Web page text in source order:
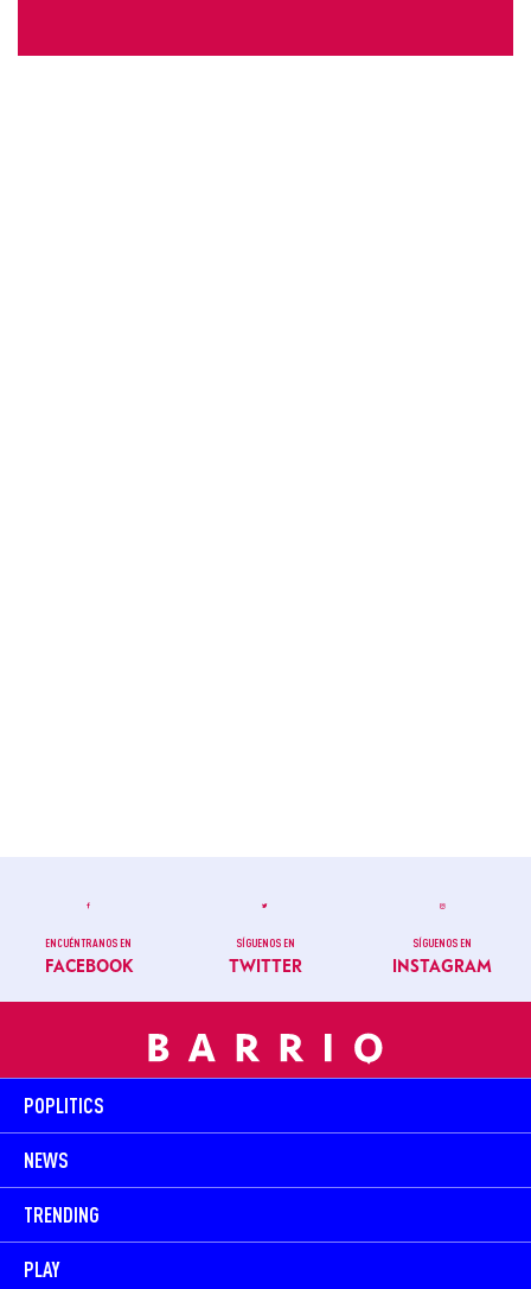
ENCUÉNTRANOS EN
FACEBOOK
SÍGUENOS EN
TWITTER
SÍGUENOS EN
INSTAGRAM
POPLITICS
NEWS
TRENDING
PLAY